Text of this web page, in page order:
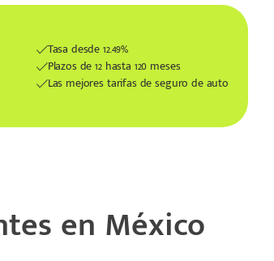
Tasa desde 12.49%
Plazos de 12 hasta 120 meses
Las mejores tarifas de seguro de auto
en México